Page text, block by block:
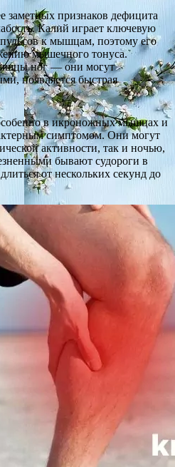
признаков дефицита
Калий играет ключевую
к мышцам, поэтому его
мышечного тонуса.
ног — они могут
появляется быстрая
в икроножных мышцах и
симптомом. Они могут
активности, так и ночью,
бывают судороги в
от нескольких секунд до